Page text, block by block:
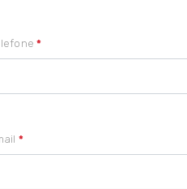
*
*